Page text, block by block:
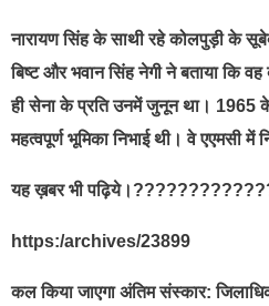
नारायण सिंह के साथी रहे कोलपुड़ी के
बिष्ट और भवान सिंह नेगी ने बताया कि
ही सेना के प्रति उनमें जुनून था। 1965 के
महत्वपूर्ण भूमिका निभाई थी। वे एएमसी में
यह ख़बर भी
https:/archives/23899
कल किया जाएगा अंतिम संस्कार: